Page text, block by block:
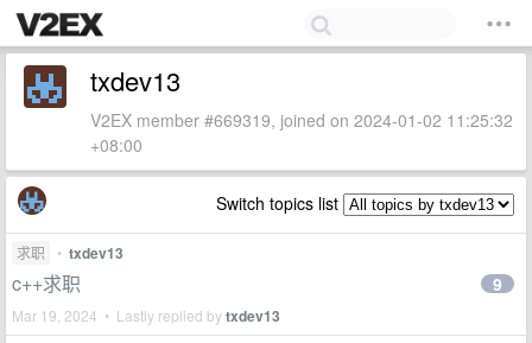
txdev13
V2EX member #669319, joined on 2024-01-02 11:25:32
+08:00
Switch topics list
求职 • txdev13
c++求职
Mar 19, 2024 • Lastly replied bytxdev13
9